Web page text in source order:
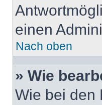
einen
Nach oben
» Wie
Wie bei den